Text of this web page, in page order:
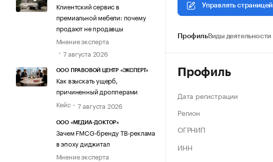
Клиентский сервис в
премиальной мебели: почему
продают не продавцы
Мнение эксперта
7 августа 2026
ООО ПРАВОВОЙ ЦЕНТР «ЭКСПЕРТ»
Как взыскать ущерб,
причиненный дропперами
Кейс
7 августа 2026
ООО «МЕДИА-ДОКТОР»
Зачем FMCG-бренду ТВ-реклама
в эпоху диджитал
Мнение эксперта
Управлять страницей
ПрофильВиды деятельности
Профиль
Дата регистрации
Регион
ОГРНИП
ИНН